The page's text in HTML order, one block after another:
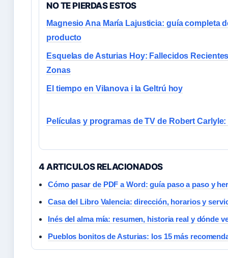
NO TE PIERDAS ESTOS
Magnesio Ana María Lajusticia: guía completa
producto
Esquelas de Asturias Hoy: Fallecidos
Zonas
El tiempo en Vilanova i la Geltrú hoy
Películas y programas de TV de Robert
4 ARTICULOS RELACIONADOS
Cómo pasar de PDF a Word: guía paso a paso y
Casa del Libro Valencia: dirección, horarios y
Inés del alma mía: resumen, historia real y dónde
Pueblos bonitos de Asturias: los 15 más